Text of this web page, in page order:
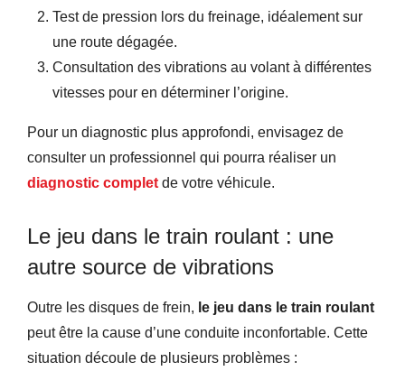
Test de pression lors du freinage, idéalement sur
une route dégagée.
Consultation des vibrations au volant à différentes
vitesses pour en déterminer l’origine.
Pour un diagnostic plus approfondi, envisagez de
consulter un professionnel qui pourra réaliser un
diagnostic complet de votre véhicule.
Le jeu dans le train roulant : une
autre source de vibrations
Outre les disques de frein, le jeu dans le train roulant
peut être la cause d’une conduite inconfortable. Cette
situation découle de plusieurs problèmes :